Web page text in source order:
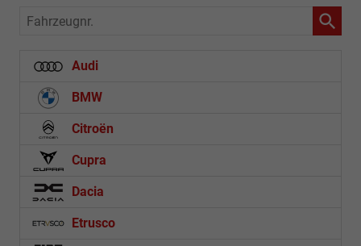
Fahrzeugnr.
Audi
BMW
Citroën
Cupra
Dacia
Etrusco